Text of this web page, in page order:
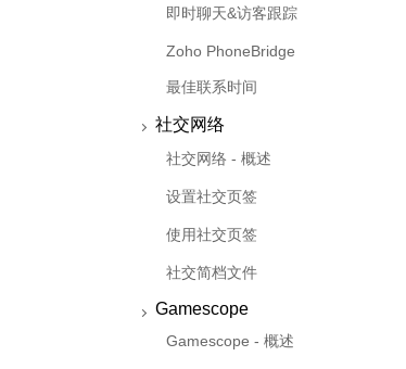
即时聊天&访客跟踪
Zoho PhoneBridge
最佳联系时间
社交网络
社交网络 - 概述
设置社交页签
使用社交页签
社交简档文件
Gamescope
Gamescope - 概述